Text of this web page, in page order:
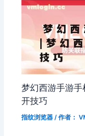
梦幻西游手游
开技巧
指纹浏览器 / 作者：